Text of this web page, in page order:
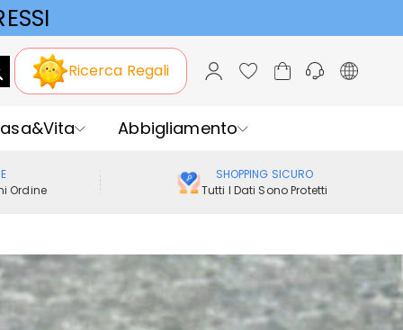
Ricerca Regali
Abbigliamento
Ordine
SHOPPING SICURO
Tutti I Dati Sono Protetti